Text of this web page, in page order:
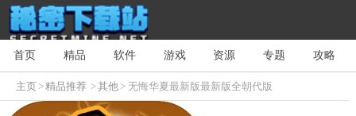
首页 精品 软件 游戏 资源 专题 攻略
主页>精品推荐 >其他> 无悔华夏最新版最新版全朝代版